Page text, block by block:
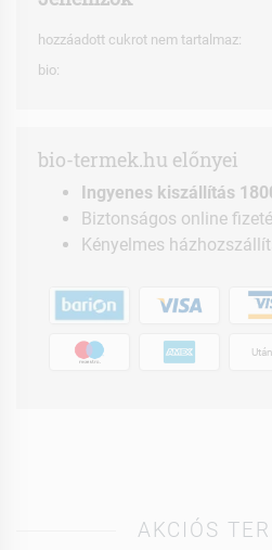
hozzáadott cukrot nem tartalmaz:
bio:
bio-termek.hu előnyei
Ingyenes kiszállítás
Biztonságos online
Kényelmes
AKCIÓS